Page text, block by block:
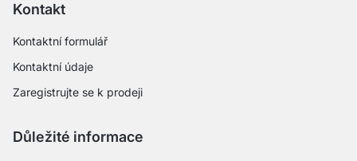
Kontakt
Kontaktní formulář
Kontaktní údaje
Zaregistrujte se k prodeji
Důležité informace